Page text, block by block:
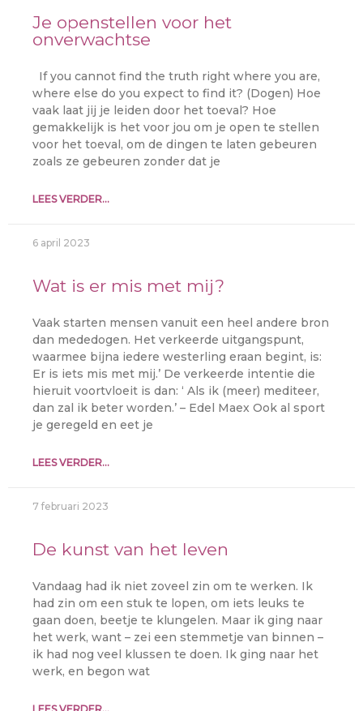
Je openstellen voor het
onverwachtse
If you cannot find the truth right where you are,
where else do you expect to find it? (Dogen) Hoe
vaak laat jij je leiden door het toeval? Hoe
gemakkelijk is het voor jou om je open te stellen
voor het toeval, om de dingen te laten gebeuren
zoals ze gebeuren zonder dat je
LEES VERDER...
6 april 2023
Wat is er mis met mij?
Vaak starten mensen vanuit een heel andere bron
dan mededogen. Het verkeerde uitgangspunt,
waarmee bijna iedere westerling eraan begint, is:
Er is iets mis met mij.’ De verkeerde intentie die
hieruit voortvloeit is dan: ‘ Als ik (meer) mediteer,
dan zal ik beter worden.’ – Edel Maex Ook al sport
je geregeld en eet je
LEES VERDER...
7 februari 2023
De kunst van het leven
Vandaag had ik niet zoveel zin om te werken. Ik
had zin om een stuk te lopen, om iets leuks te
gaan doen, beetje te klungelen. Maar ik ging naar
het werk, want – zei een stemmetje van binnen –
ik had nog veel klussen te doen. Ik ging naar het
werk, en begon wat